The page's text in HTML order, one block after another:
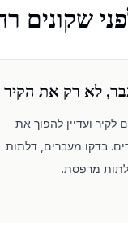
שקונים
לא רק את הקיר
לקיר ועדיין להפוך את
בדקו מעברים, דלתות
מרפסת.